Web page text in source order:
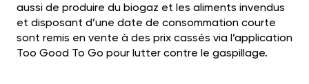
aussi de produire du biogaz et les aliments invendus
et disposant d’une date de consommation courte
sont remis en vente à des prix cassés via l’application
Too Good To Go pour lutter contre le gaspillage.